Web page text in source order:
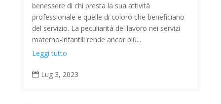
benessere di chi presta la sua attività
professionale e quelle di coloro che beneficiano
del servizio. La peculiarità del lavoro nei servizi
materno-infantili rende ancor più...
Leggi tutto
 Lug 3, 2023